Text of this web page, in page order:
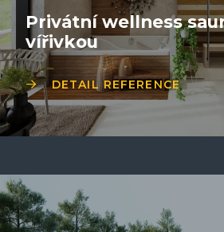
Privátní wellness
vířivkou
DETAIL REFERENCE